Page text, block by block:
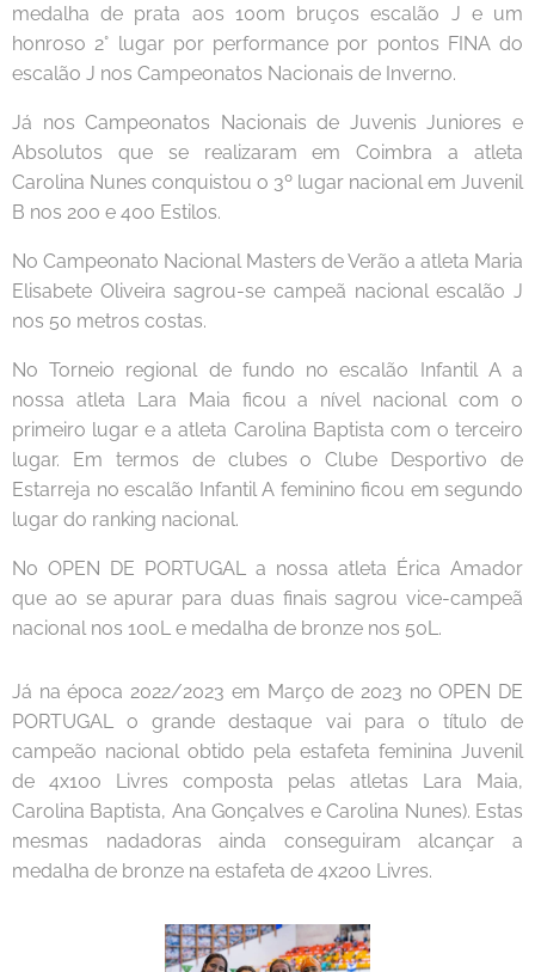
medalha de prata aos 100m bruços escalão J e um
honroso 2° lugar por performance por pontos FINA do
escalão J nos Campeonatos Nacionais de Inverno.
Já nos Campeonatos Nacionais de Juvenis Juniores e
Absolutos que se realizaram em Coimbra a atleta
Carolina Nunes conquistou o 3º lugar nacional em Juvenil
B nos 200 e 400 Estilos.
No Campeonato Nacional Masters de Verão a atleta Maria
Elisabete Oliveira sagrou-se campeã nacional escalão J
nos 50 metros costas.
No Torneio regional de fundo no escalão Infantil A a
nossa atleta Lara Maia ficou a nível nacional com o
primeiro lugar e a atleta Carolina Baptista com o terceiro
lugar. Em termos de clubes o Clube Desportivo de
Estarreja no escalão Infantil A feminino ficou em segundo
lugar do ranking nacional.
No OPEN DE PORTUGAL a nossa atleta Érica Amador
que ao se apurar para duas finais sagrou vice-campeã
nacional nos 100L e medalha de bronze nos 50L.
Já na época 2022/2023 em Março de 2023 no OPEN DE
PORTUGAL o grande destaque vai para o título de
campeão nacional obtido pela estafeta feminina Juvenil
de 4x100 Livres composta pelas atletas Lara Maia,
Carolina Baptista, Ana Gonçalves e Carolina Nunes). Estas
mesmas nadadoras ainda conseguiram alcançar a
medalha de bronze na estafeta de 4x200 Livres.